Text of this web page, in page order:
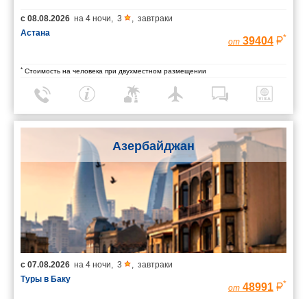
с 08.08.2026 на 4 ночи, 3 , завтраки
Астана
от 39404 *
* Стоимость на человека при двухместном размещении
Азербайджан
с 07.08.2026 на 4 ночи 3
завтраки
Туры в Баку
от 48991 *